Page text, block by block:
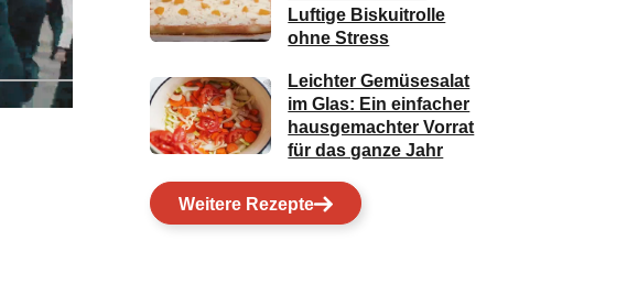
Luftige Biskuitrolle
ohne Stress
Leichter Gemüsesalat
im Glas: Ein einfacher
hausgemachter Vorrat
für das ganze Jahr
Weitere Rezepte